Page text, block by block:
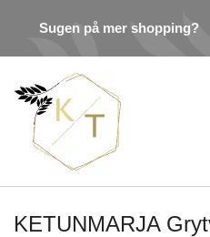
Sugen på mer shopping?
KETUNMARJA